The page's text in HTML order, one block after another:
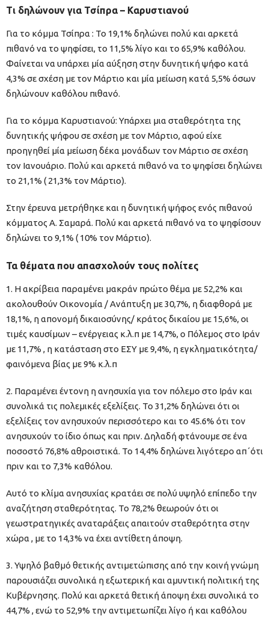
Τι δηλώνουν για Τσίπρα – Καρυστιανού
Για το κόμμα Τσίπρα : Το 19,1% δηλώνει πολύ και αρκετά
πιθανό να το ψηφίσει, το 11,5% λίγο και το 65,9% καθόλου.
Φαίνεται να υπάρχει μία αύξηση στην δυνητική ψήφο κατά
4,3% σε σχέση με τον Μάρτιο και μία μείωση κατά 5,5% όσων
δηλώνουν καθόλου πιθανό.
Για το κόμμα Καρυστιανού: Υπάρχει μια σταθερότητα της
δυνητικής ψήφου σε σχέση με τον Μάρτιο, αφού είχε
προηγηθεί μία μείωση δέκα μονάδων τον Μάρτιο σε σχέση
τον Ιανουάριο. Πολύ και αρκετά πιθανό να το ψηφίσει δηλώνει
το 21,1% ( 21,3% τον Μάρτιο).
Στην έρευνα μετρήθηκε και η δυνητική ψήφος ενός πιθανού
κόμματος Α. Σαμαρά. Πολύ και αρκετά πιθανό να το ψηφίσουν
δηλώνει το 9,1% ( 10% τον Μάρτιο).
Τα θέματα που απασχολούν τους πολίτες
1. Η ακρίβεια παραμένει μακράν πρώτο θέμα με 52,2% και
ακολουθούν Οικονομία / Ανάπτυξη με 30,7%, η διαφθορά με
18,1%, η απονομή δικαιοσύνης/ κράτος δικαίου με 15,6%, οι
τιμές καυσίμων – ενέργειας κ.λ.π με 14,7%, ο Πόλεμος στο Ιράν
με 11,7% , η κατάσταση στο ΕΣΥ με 9,4%, η εγκληματικότητα/
φαινόμενα βίας με 9% κ.λ.π
2. Παραμένει έντονη η ανησυχία για τον πόλεμο στο Ιράν και
συνολικά τις πολεμικές εξελίξεις. Το 31,2% δηλώνει ότι οι
εξελίξεις τον ανησυχούν περισσότερο και το 45.6% ότι τον
ανησυχούν το ίδιο όπως και πριν. Δηλαδή φτάνουμε σε ένα
ποσοστό 76,8% αθροιστικά. Το 14,4% δηλώνει λιγότερο απ΄ότι
πριν και το 7,3% καθόλου.
Αυτό το κλίμα ανησυχίας κρατάει σε πολύ υψηλό επίπεδο την
αναζήτηση σταθερότητας. Το 78,2% θεωρούν ότι οι
γεωστρατηγικές αναταράξεις απαιτούν σταθερότητα στην
χώρα , με το 14,3% να έχει αντίθετη άποψη.
3. Υψηλό βαθμό θετικής αντιμετώπισης από την κοινή γνώμη
παρουσιάζει συνολικά η εξωτερική και αμυντική πολιτική της
Κυβέρνησης. Πολύ και αρκετά θετική άποψη έχει συνολικά το
44,7% , ενώ το 52,9% την αντιμετωπίζει λίγο ή και καθόλου